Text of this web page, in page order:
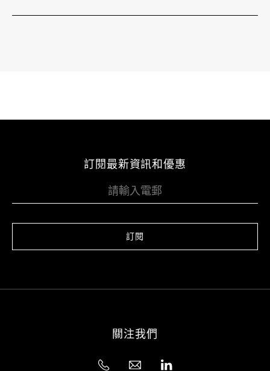
訂閱最新資訊和優惠
訂閱
關注我們